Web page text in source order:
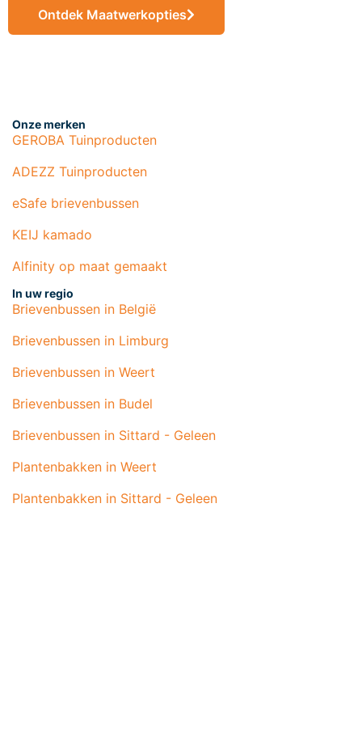
Ontdek Maatwerkopties
Onze merken
GEROBA Tuinproducten
ADEZZ Tuinproducten
eSafe brievenbussen
KEIJ kamado
Alfinity op maat gemaakt
In uw regio
Brievenbussen in België
Brievenbussen in Limburg
Brievenbussen in Weert
Brievenbussen in Budel
Brievenbussen in Sittard - Geleen
Plantenbakken in Weert
Plantenbakken in Sittard - Geleen